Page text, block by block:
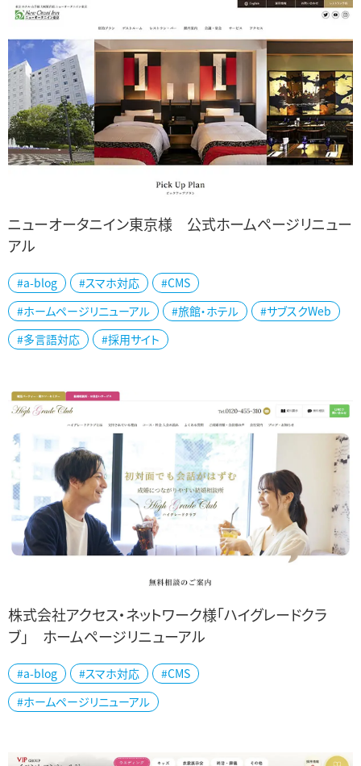
東京都品川区のニューオータニイン東京様の公式ホームページをリ
ニューアルしました。 モノトーンベースに赤を随所に使用して都会的
で落ち着いたデザインにまとめました...
ニューオータニイン東京様 公式ホームページリニュー
アル
#a-blog #スマホ対応
#CMS
#ホームページリニューアル
#旅館・ホテル
#サブスクWeb
#多言語対応
#採用サイト
新潟市中央区の株式会社アクセス・ネットワーク様「ハイグレードクラ
ブ」公式ホームページをリニューアルしました。 長野・富山・金沢・仙
台にもオフィスを構える結婚相...
株式会社アクセス・ネットワーク様「ハイグレードクラ
ブ」 ホームページリニューアル
#a-blog #スマホ対応
#CMS
#ホームページリニューアル